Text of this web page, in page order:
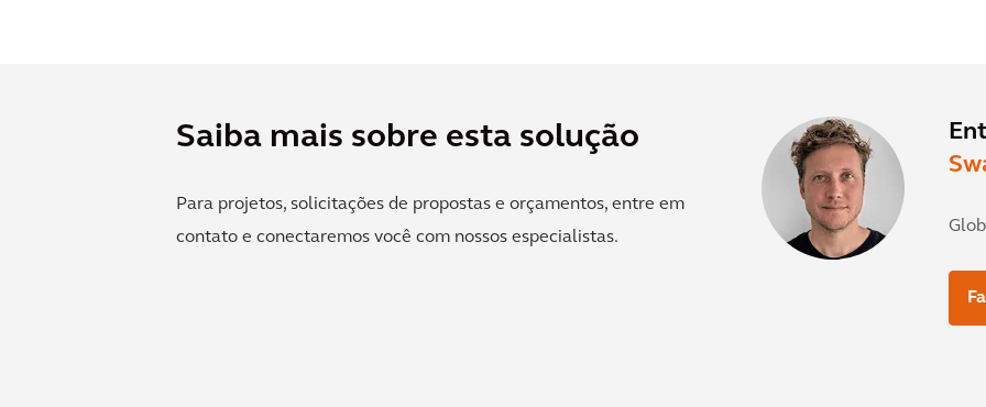
Saiba mais sobre esta solução
Para projetos, solicitações de propostas e orçamentos, entre em
contato e conectaremos você com nossos especialistas.